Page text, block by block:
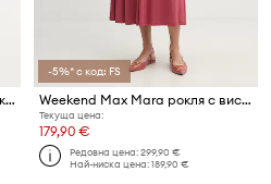
Weekend Max Mara риза дамска ленена GIURATO
-5%* с код: FS
Weekend Max Mara рокля с вискоза DIVO
Текуща цена:
179,90 €
Редовна цена:299,90 €
Най-ниска цена:189,90 €